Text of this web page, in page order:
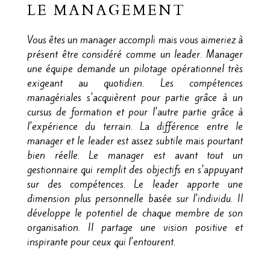
LE MANAGEMENT
Vous êtes un manager accompli mais vous aimeriez à
présent être considéré comme un leader. Manager
une équipe demande un pilotage opérationnel très
exigeant au quotidien. Les compétences
managériales s'acquièrent pour partie grâce à un
cursus de formation et pour l'autre partie grâce à
l'expérience du terrain. La différence entre le
manager et le leader est assez subtile mais pourtant
bien réelle. Le manager est avant tout un
gestionnaire qui remplit des objectifs en s'appuyant
sur des compétences. Le leader apporte une
dimension plus personnelle basée sur l'individu. Il
développe le potentiel de chaque membre de son
organisation. Il partage une vision positive et
inspirante pour ceux qui l'entourent.